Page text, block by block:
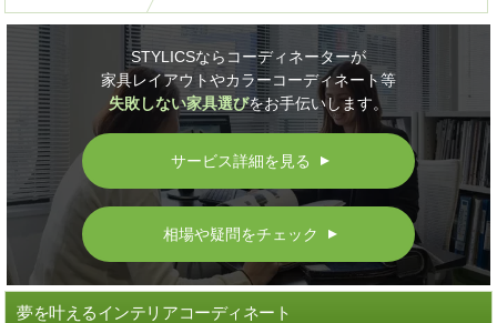
STYLICSならコーディネーターが
家具レイアウトやカラーコーディネート等
失敗しない家具選びをお手伝いします。
サービス詳細を見る ▲
相場や疑問をチェック ▲
夢を叶えるインテリアコーディネート